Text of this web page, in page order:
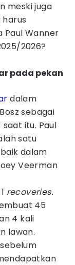
meski juga
Wanner
2026?
pada pekan
dalam
sebagai
itu. Paul
satu
dalam
Veerman
recoveries.
45
4 kali
lawan.